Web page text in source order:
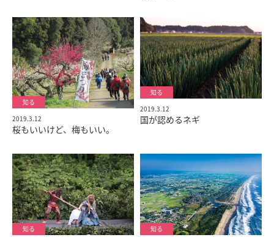
2019.3.12
桜もいいけど、梅もいい。
2019.3.12
国が認めるネギ